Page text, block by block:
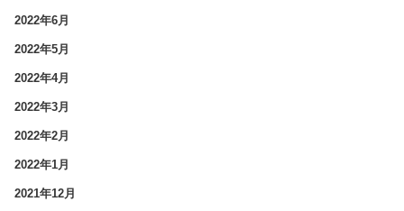
2022年6月
2022年5月
2022年4月
2022年3月
2022年2月
2022年1月
2021年12月